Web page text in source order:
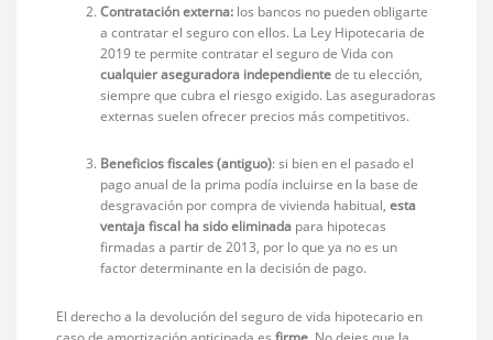
Contratación externa: los bancos no pueden obligarte
a contratar el seguro con ellos. La Ley Hipotecaria de
2019 te permite contratar el seguro de Vida con
cualquier aseguradora independientede tu elección,
siempre que cubra el riesgo exigido. Las aseguradoras
externas suelen ofrecer precios más competitivos.
Beneficios fiscales (antiguo): si bien en el pasado el
pago anual de la prima podía incluirse en la base de
desgravación por compra de vivienda habitual,esta
ventaja fiscal ha sido eliminada para hipotecas
firmadas a partir de 2013, por lo que ya no es un
factor determinante en la decisión de pago.
El derecho a la devolución del seguro de vida hipotecario en